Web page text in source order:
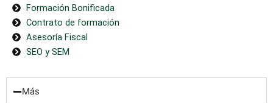
Formación Bonificada
Contrato de formación
Asesoría Fiscal
SEO y SEM
Más